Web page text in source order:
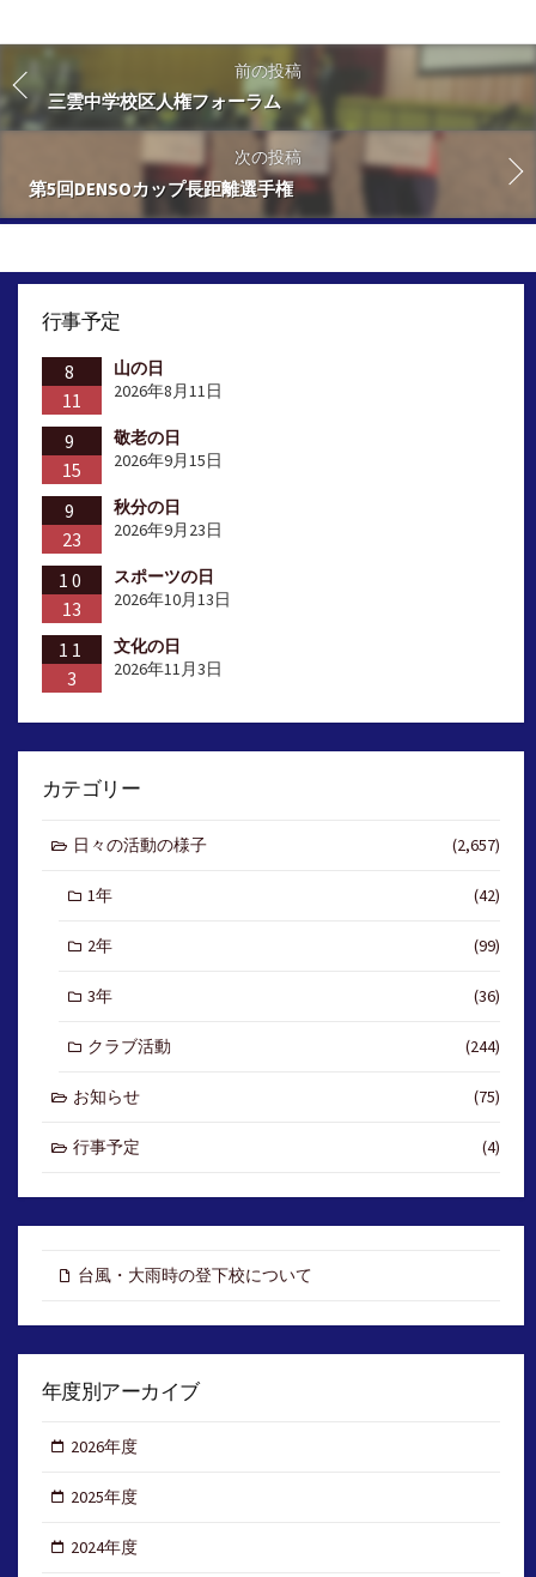
前の投稿
三雲中学校区人権フォーラム
次の投稿
第5回DENSOカップ長距離選手権
行事予定
8
11
山の日
2026年8月11日
9
15
敬老の日
2026年9月15日
9
23
秋分の日
2026年9月23日
10
13
スポーツの日
2026年10月13日
11
3
文化の日
2026年11月3日
カテゴリー
日々の活動の様子 (2,657)
1年 (42)
2年 (99)
3年 (36)
クラブ活動 (244)
お知らせ (75)
行事予定 (4)
台風・大雨時の登下校について
年度別アーカイブ
2026年度
2025年度
2024年度